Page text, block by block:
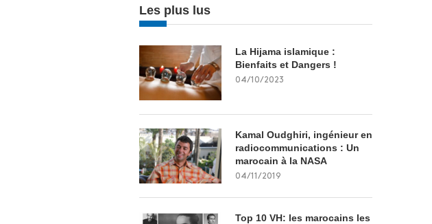
Les plus lus
La Hijama islamique :
Bienfaits et Dangers !
04/10/2023
Kamal Oudghiri, ingénieur en
radiocommunications : Un
marocain à la NASA
04/11/2019
Top 10 VH: les marocains les